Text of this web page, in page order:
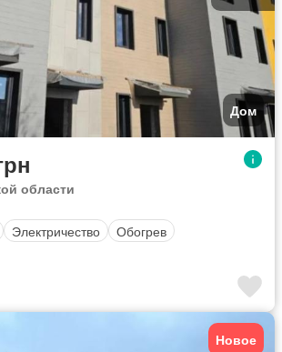
Дом
области
Электричество
Обогрев
Новое